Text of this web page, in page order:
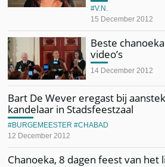
15 December 2012
V.N.
Beste
video’s
14 December 2012
Bart De Wever eregast bij
kandelaar in Stadsfeestzaal
12 December 2012
BURGEMEESTER CHABAD
Chanoeka, 8 dagen feest van het